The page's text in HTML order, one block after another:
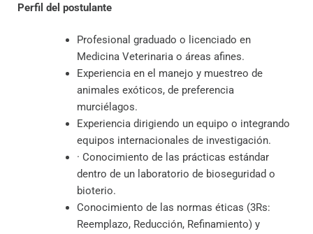
Perfil del postulante
Profesional graduado o licenciado en
Medicina Veterinaria o áreas afines.
Experiencia en el manejo y muestreo de
animales exóticos, de preferencia
murciélagos.
Experiencia dirigiendo un equipo o integrando
equipos internacionales de investigación.
· Conocimiento de las prácticas estándar
dentro de un laboratorio de bioseguridad o
bioterio.
Conocimiento de las normas éticas (3Rs:
Reemplazo, Reducción, Refinamiento) y